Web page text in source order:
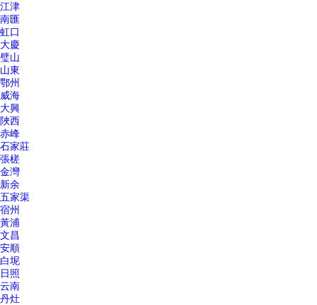
江津
南匯
虹口
大慶
璧山
山東
鄂州
威海
大興
陜西
赤峰
石家莊
張槎
金灣
新余
五家渠
宿州
黃浦
文昌
安順
白坭
日照
云南
丹灶